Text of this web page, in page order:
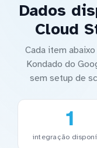
Dados
Cloud
Cada item
Kondado do
sem setup de
1
integração